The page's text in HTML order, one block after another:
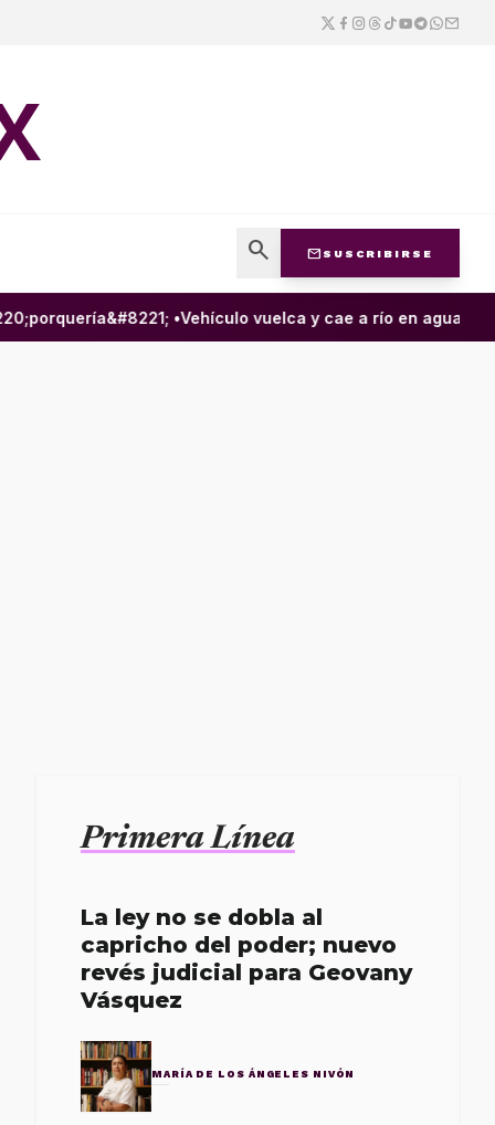
search mail SUSCRIBIRSE
•Vehículo vuelca y cae a río en aguas
Primera Línea
La ley no se dobla al
capricho del poder; nuevo
revés judicial para Geovany
Vásquez
MARÍA DE LOS ÁNGELES NIVÓN